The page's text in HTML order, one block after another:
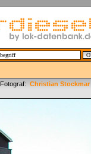
Fotograf: Christian Stockmar